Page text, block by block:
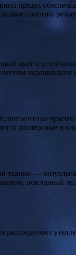
предел
полотно,
цвет и
окрашивания
дисперсные и
тканью —
повторный
распределяют